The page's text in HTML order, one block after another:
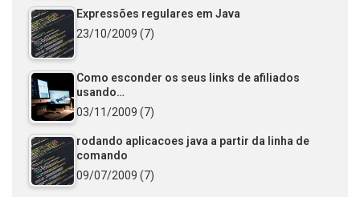
Expressões regulares em Java
23/10/2009 (7)
Como esconder os seus links de afiliados
usando…
03/11/2009 (7)
rodando aplicacoes java a partir da linha de
comando
09/07/2009 (7)